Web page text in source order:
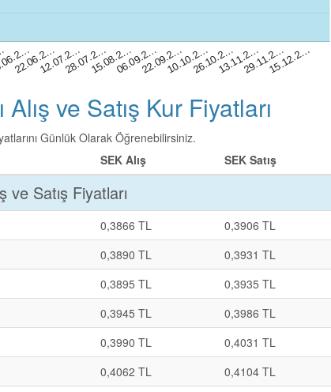
22.06.2…12.07.2…28.07.2…15.08.2…06.09.2…22.09.2…10.10.2…26.10.2…13.11.2…29.11.2…15.12.2…
ve Satış Kur Fiyatları
Günlük Olarak Öğrenebilirsiniz.
SEK Alış SEK Satış
ve Satış Fiyatları
0,3866 TL
0,3906 TL
0,3890 TL
0,3931 TL
0,3895 TL
0,3935 TL
0,3945 TL
0,3986 TL
0,3990 TL
0,4031 TL
0,4062 TL
0,4104 TL